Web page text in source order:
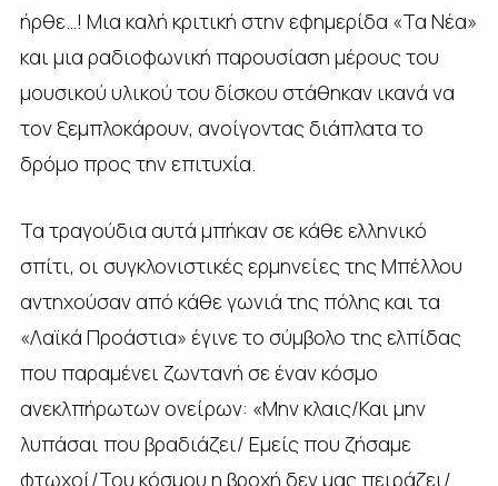
ήρθε…! Μια καλή κριτική στην εφημερίδα «Τα Νέα»
και μια ραδιοφωνική παρουσίαση μέρους του
μουσικού υλικού του δίσκου στάθηκαν ικανά να
τον ξεμπλοκάρουν, ανοίγοντας διάπλατα το
δρόμο προς την επιτυχία.
Τα τραγούδια αυτά μπήκαν σε κάθε ελληνικό
σπίτι, οι συγκλονιστικές ερμηνείες της Μπέλλου
αντηχούσαν από κάθε γωνιά της πόλης και τα
«Λαϊκά Προάστια» έγινε το σύμβολο της ελπίδας
που παραμένει ζωντανή σε έναν κόσμο
ανεκλπήρωτων ονείρων: «Μην κλαις/Και μην
λυπάσαι που βραδιάζει/ Εμείς που ζήσαμε
φτωχοί/Του κόσμου η βροχή δεν μας πειράζει/